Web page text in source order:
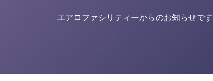
エアロファシリティーからのお知らせです